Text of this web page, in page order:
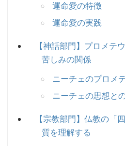
運命愛の特徴
運命愛の実践
【神話部門】プロメテ
苦しみの関係
ニーチェのプロメ
ニーチェの思想と
【宗教部門】仏教の「
質を理解する